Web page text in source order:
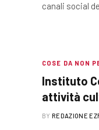
canali social
COSE DA NON
Instituto
attività
BY REDAZIONE